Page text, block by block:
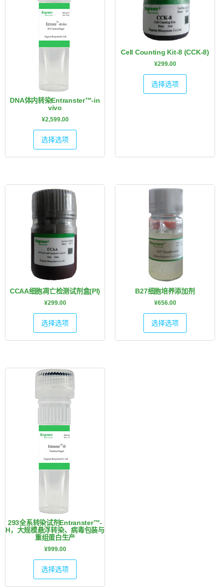
DNA体内转染Entranster™-in
vivo
¥2,599.00
选择选项
Cell Counting Kit-8 (CCK-8)
¥299.00
选择选项
CCAA细胞凋亡检测试剂盒(PI)
¥299.00
选择选项
B27细胞培养添加剂
¥656.00
选择选项
293全系转染试剂Entranster™-
H，大规模悬浮转染、病毒包装与
重组蛋白生产
¥999.00
选择选项